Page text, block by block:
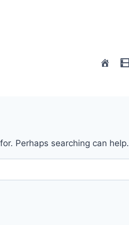
Αρχή
Perhaps searching can help.